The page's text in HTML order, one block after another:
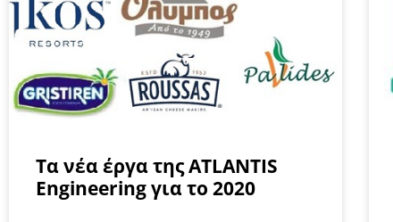
Τα νέα έργα της ATLANTIS
Engineering για το 2020